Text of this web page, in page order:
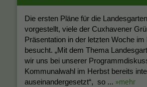
Die ersten Pläne für die
vorgestellt, viele der Cuxhavener
Präsentation in der letzten Woche
besucht. „Mit dem Thema
wir uns bei unserer
Kommunalwahl im Herbst bereits
auseinandergesetzt“, so ... »mehr